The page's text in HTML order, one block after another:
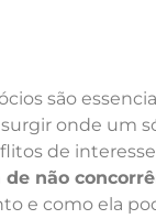
são
onde um
de
de não
e como ela